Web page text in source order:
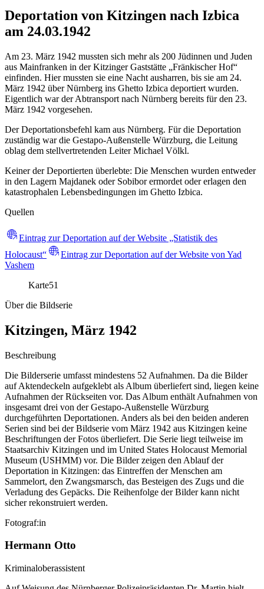
Deportation von Kitzingen nach Izbica
am 24.03.1942
Am 23. März 1942 mussten sich mehr als 200 Jüdinnen und Juden
aus Mainfranken in der Kitzinger Gaststätte „Fränkischer Hof“
einfinden. Hier mussten sie eine Nacht ausharren, bis sie am 24.
März 1942 über Nürnberg ins Ghetto Izbica deportiert wurden.
Eigentlich war der Abtransport nach Nürnberg bereits für den 23.
März 1942 vorgesehen.
Der Deportationsbefehl kam aus Nürnberg. Für die Deportation
zuständig war die Gestapo-Außenstelle Würzburg, die Leitung
oblag dem stellvertretenden Leiter Michael Völkl.
Keiner der Deportierten überlebte: Die Menschen wurden entweder
in den Lagern Majdanek oder Sobibor ermordet oder erlagen den
katastrophalen Lebensbedingungen im Ghetto Izbica.
Quellen
Eintrag zur Deportation auf der Website „Statistik des
Holocaust“
Eintrag zur Deportation auf der Website von Yad
Vashem
Karte51
Über die Bildserie
Kitzingen, März 1942
Beschreibung
Die Bilderserie umfasst mindestens 52 Aufnahmen. Da die Bilder
auf Aktendeckeln aufgeklebt als Album überliefert sind, liegen keine
Aufnahmen der Rückseiten vor. Das Album enthält Aufnahmen von
insgesamt drei von der Gestapo-Außenstelle Würzburg
durchgeführten Deportationen. Anders als bei den beiden anderen
Serien sind bei der Bildserie vom März 1942 aus Kitzingen keine
Beschriftungen der Fotos überliefert. Die Serie liegt teilweise im
Staatsarchiv Kitzingen und im United States Holocaust Memorial
Museum (USHMM) vor. Die Bilder zeigen den Ablauf der
Deportation in Kitzingen: das Eintreffen der Menschen am
Sammelort, den Zwangsmarsch, das Besteigen des Zugs und die
Verladung des Gepäcks. Die Reihenfolge der Bilder kann nicht
sicher rekonstruiert werden.
Fotograf:in
Hermann Otto
Kriminaloberassistent